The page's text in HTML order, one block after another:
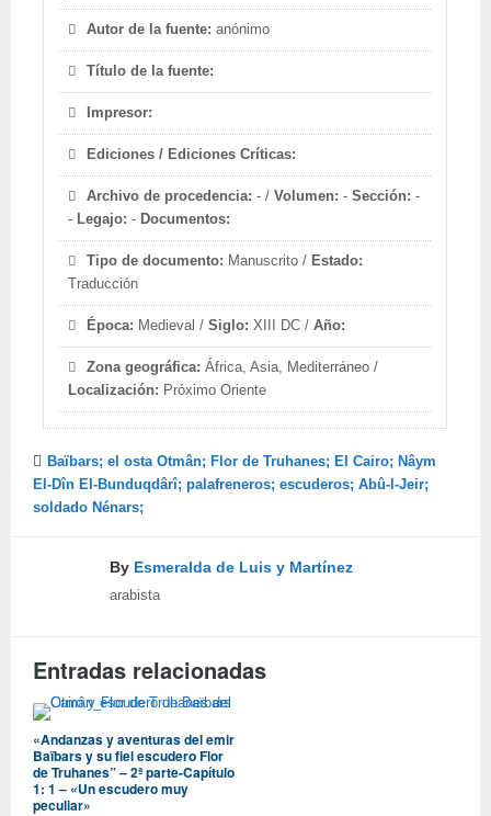
Autor de la fuente: anónimo
Título de la fuente:
Impresor:
Ediciones / Ediciones Críticas:
Archivo de procedencia: - /Volumen: -Sección: -
- Legajo: - Documentos:
Tipo de documento: Manuscrito / Estado:
Traducción
Época: Medieval /Siglo: XIII DC /Año:
Zona geográfica: África, Asia, Mediterráneo /
Localización: Próximo Oriente
Baïbars; el osta Otmân; Flor de Truhanes; El Cairo; Nâym
El-Dîn El-Bunduqdârî; palafreneros; escuderos; Abû-l-Jeir;
soldado Nénars;
By Esmeralda de Luis y Martínez
arabista
Entradas relacionadas
«Andanzas y aventuras del emir
Baïbars y su fiel escudero Flor
de Truhanes” – 2ª parte-Capítulo
1: 1 – «Un escudero muy
peculiar»